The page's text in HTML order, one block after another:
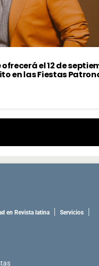
el 12 de
en las Fiestas
en Revista latina
Servicios